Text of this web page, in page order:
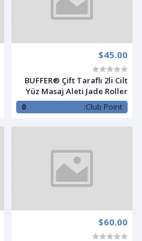
$45.00
BUFFER® Çift Taraflı 2li Cilt
Yüz Masaj Aleti Jade Roller
Yeşim Taşı Seti
Club Point:
0
$60.00